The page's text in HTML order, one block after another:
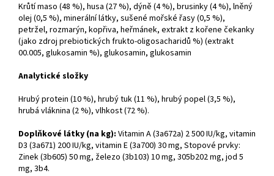
Krůtí maso (48 %), husa (27 %), dýně (4 %), brusinky (4 %), lněný
olej (0,5 %), minerální látky, sušené mořské řasy (0,5 %),
petržel, rozmarýn, kopřiva, heřmánek, extrakt z kořene čekanky
(jako zdroj prebiotických frukto-oligosacharidů %) (extrakt
00.005, glukosamin %), glukosamin, glukosamin
Analytické složky
Hrubý protein (10 %), hrubý tuk (11 %), hrubý popel (3,5 %),
hrubá vláknina (2 %), vlhkost (72 %).
Doplňkové látky (na kg): Vitamin A (3a672a) 2 500 IU/kg, vitamin
D3 (3a671) 200 IU/kg, vitamin E (3a700) 30 mg, Stopové prvky:
Zinek (3b605) 50 mg, železo (3b103) 10 mg, 305b202 mg, jod 5
mg, 3b4.